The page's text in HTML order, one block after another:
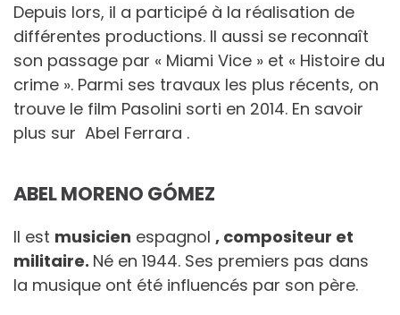
Depuis lors, il a participé à la réalisation de
différentes productions. Il aussi se reconnaît
son passage par « Miami Vice » et « Histoire du
crime ». Parmi ses travaux les plus récents, on
trouve le film Pasolini sorti en 2014. En savoir
plus sur Abel Ferrara .
ABEL MORENO GÓMEZ
Il est musicien espagnol , compositeur et
militaire. Né en 1944. Ses premiers pas dans
la musique ont été influencés par son père.